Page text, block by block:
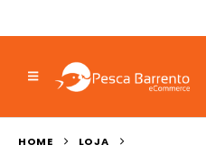
HOME
LOJA